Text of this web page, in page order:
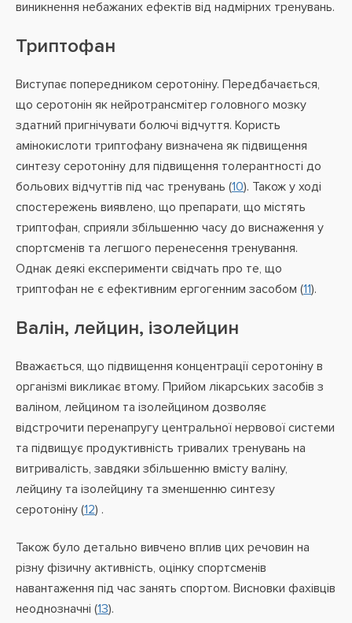
виникнення небажаних ефектів від надмірних тренувань.
Триптофан
Виступає попередником серотоніну. Передбачається,
що серотонін як нейротрансмітер головного мозку
здатний пригнічувати болючі відчуття. Користь
амінокислоти триптофану визначена як підвищення
синтезу серотоніну для підвищення толерантності до
больових відчуттів під час тренувань (10). Також у ході
спостережень виявлено, що препарати, що містять
триптофан, сприяли збільшенню часу до виснаження у
спортсменів та легшого перенесення тренування.
Однак деякі експерименти свідчать про те, що
триптофан не є ефективним ергогенним засобом (11).
Валін, лейцин, ізолейцин
Вважається, що підвищення концентрації серотоніну в
організмі викликає втому. Прийом лікарських засобів з
валіном, лейцином та ізолейцином дозволяє
відстрочити перенапругу центральної нервової системи
та підвищує продуктивність тривалих тренувань на
витривалість, завдяки збільшенню вмісту валіну,
лейцину та ізолейцину та зменшенню синтезу
серотоніну (12) .
Також було детально вивчено вплив цих речовин на
різну фізичну активність, оцінку спортсменів
навантаження під час занять спортом. Висновки фахівців
неоднозначні (13).